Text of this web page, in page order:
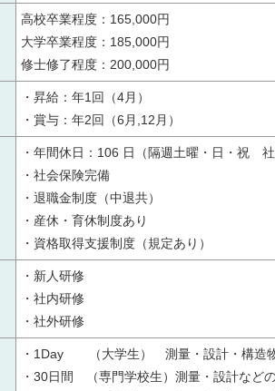
高校卒業程度：165,000円
大学卒業程度：185,000円
修士修了程度：200,000円
・昇給：年1回（4月）
・賞与：年2回（6月,12月）
・年間休日：106 日（隔週土曜・日・祝 社
・社会保険完備
・退職金制度（中退共）
・産休・育休制度あり
・資格取得支援制度（規定あり）
・新人研修
・社内研修
・社外研修
・1Day （大学生） 測量・設計・構造
・30日間 （専門学校生）測量・設計など